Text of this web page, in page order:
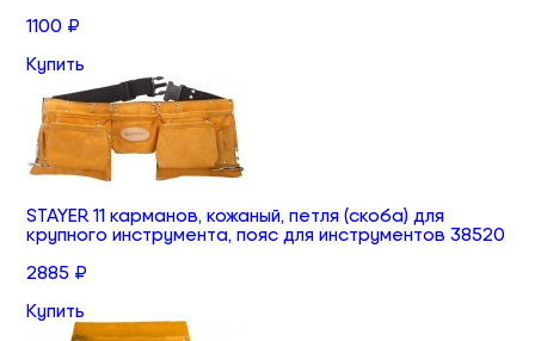
1100 ₽
Купить
STAYER 11 карманов, кожаный, петля (скоба) для
крупного инструмента, пояс для инструментов 38520
2885 ₽
Купить